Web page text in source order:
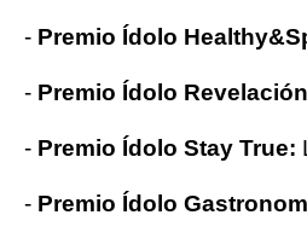
- Premio Ídolo
- Premio Ídolo
- Premio Ídolo Stay True:
- Premio Ídolo